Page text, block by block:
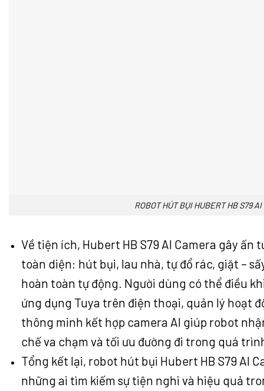
ROBOT HÚT BỤI HUBERT HB S79
Về tiện ích, Hubert HB S79 AI Camera gây ấn
toàn diện: hút bụi, lau nhà, tự đổ rác, giặt –
hoàn toàn tự động. Người dùng có thể điều
ứng dụng Tuya trên điện thoại, quản lý hoạt
thông minh kết hợp camera AI giúp robot
chế va chạm và tối ưu đường đi trong quá
Tổng kết lại, robot hút bụi Hubert HB S79 AI
những ai tìm kiếm sự tiện nghi và hiệu quả